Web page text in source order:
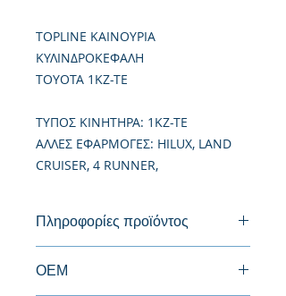
TOPLINE ΚΑΙΝΟΥΡΙΑ
ΚΥΛΙΝΔΡΟΚΕΦΑΛΗ
TOYOTA 1KZ-TE
TΥΠΟΣ ΚΙΝΗΤΗΡΑ: 1KZ-TE
ΑΛΛΕΣ ΕΦΑΡΜΟΓΕΣ: HILUX, LAND
CRUISER, 4 RUNNER,
Πληροφορίες προϊόντος
ΟΕΜ